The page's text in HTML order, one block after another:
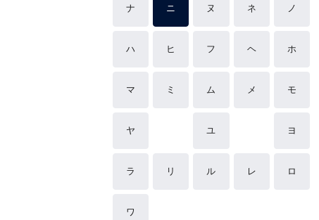
ナ ニ ヌ ネ ノ
ハ ヒ フ ヘ ホ
マ ミ ム メ モ
ヤ ユ ヨ
ラ リ ル レ ロ
ワ